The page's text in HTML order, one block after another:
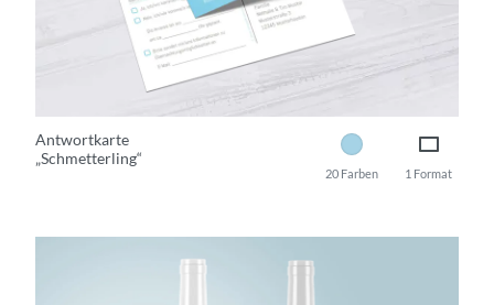
Antwortkarte
„Schmetterling“
1 Format
20 Farben